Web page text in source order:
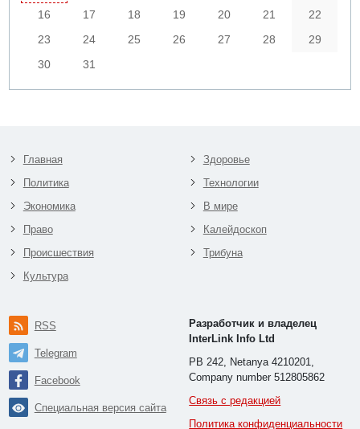
16
17 18 19 20 21
22
23
24 25 26 27 28
29
30
31
Главная
Политика
Экономика
Право
Происшествия
Культура
Здоровье
Технологии
В мире
Калейдоскоп
Трибуна
RSS
Telegram
Facebook
Специальная версия сайта
Разработчик и владелец
InterLink Info Ltd
PB 242, Netanya 4210201,
Company number 512805862
Связь с редакцией
Политика конфиденциальности